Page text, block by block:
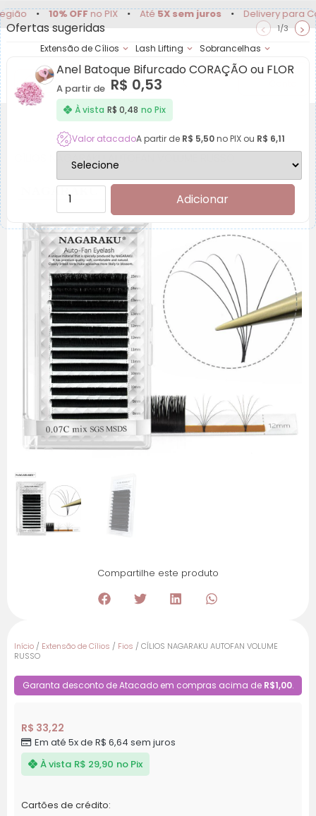
10% OFFno PIX • Até5X sem juros • Delivery para
Extensão de Cílios Lash Lifting Sobrancelhas
Achadinhos Minha
CÍLIOS NAGARAKU AUTOFAN VOLUME RUSSO
Compartilhe este produto
Início / Extensão de Cílios / Fios / CÍLIOS NAGARAKU AUTOFAN VOLUME
RUSSO
Garanta desconto de Atacado em compras acima de R$1,00.
R$ 33,22
Em até 5x de R$ 6,64 sem juros
À vista R$ 29,90 no Pix
Cartões de crédito:
Ofertas sugeridas < 1/3 >
Anel Batoque Bifurcado CORAÇÃO ou FLOR
A partir de R$ 0,53
À vista R$ 0,48 no Pix
Valor atacadoA partir de R$ 5,50no PIX ou R$ 6,11
Adicionar